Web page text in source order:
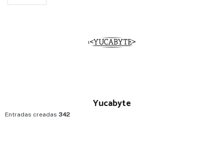
Yucabyte
Entradas creadas 342